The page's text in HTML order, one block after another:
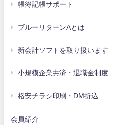
帳簿記帳サポート
ブルーリターンAとは
新会計ソフトを取り扱います
小規模企業共済・退職金制度
格安チラシ印刷・DM折込
会員紹介